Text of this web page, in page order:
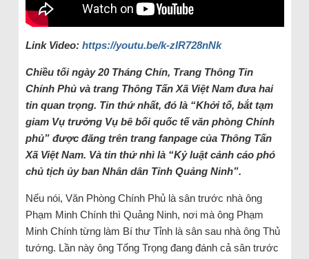
Link Video: https://youtu.be/k-zIR728nNk
Chiều tối ngày 20 Tháng Chín, Trang Thông Tin
Chính Phủ và trang Thông Tấn Xã Việt Nam đưa hai
tin quan trọng. Tin thứ nhất, đó là “Khởi tố, bắt tạm
giam Vụ trưởng Vụ bê bối quốc tế văn phòng Chính
phủ” được đăng trên trang fanpage của Thông Tấn
Xã Việt Nam. Và tin thứ nhì là “Kỷ luật cảnh cáo phó
chủ tịch ủy ban Nhân dân Tỉnh Quảng Ninh”.
Nếu nói, Văn Phòng Chính Phủ là sân trước nhà ông
Phạm Minh Chính thì Quảng Ninh, nơi mà ông Phạm
Minh Chính từng làm Bí thư Tỉnh là sân sau nhà ông Thủ
tướng. Lần này ông Tổng Trọng đang đánh cả sân trước